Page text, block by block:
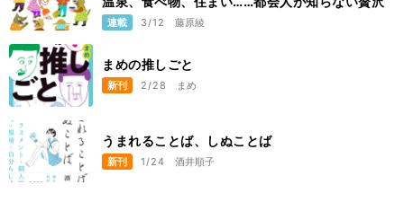
連載 3/12 藤原綾
まめの推しごと
新刊 2/28 まめ
うまれることば、しぬことば
新刊 1/24 酒井順子